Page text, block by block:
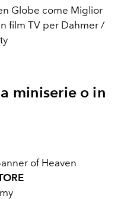
Globe come Miglior
film TV per Dahmer /
miniserie o in
of Heaven